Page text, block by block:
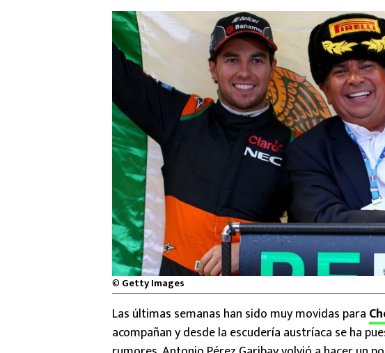
© Getty Images
Las últimas semanas han sido muy movidas para
acompañan y desde la escudería austríaca se ha